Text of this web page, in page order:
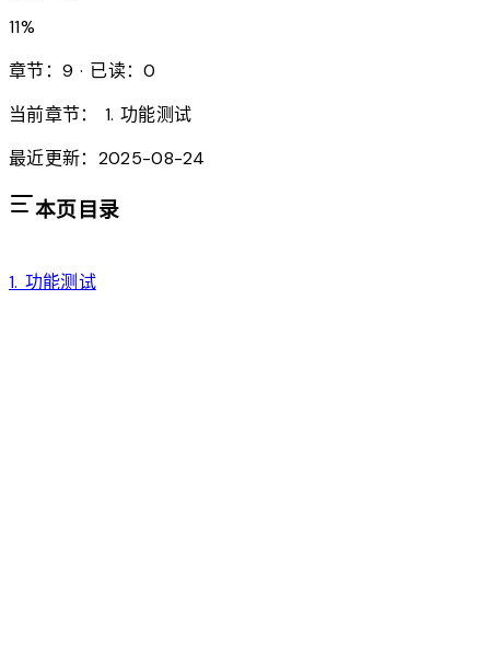
11%
章节：9 · 已读：0
当前章节：
1. 功能测试
最近更新：2025-08-24
本页目录
1. 功能测试